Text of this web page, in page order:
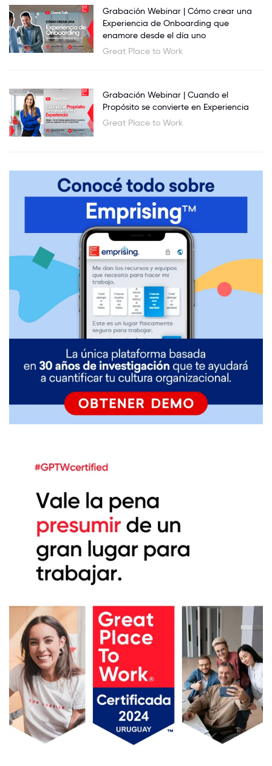
Grabación Webinar | Cómo crear una
Experiencia de Onboarding que
enamore desde el día uno
Great Place to Work
Grabación Webinar | Cuando el
Propósito se convierte en Experiencia
Great Place to Work